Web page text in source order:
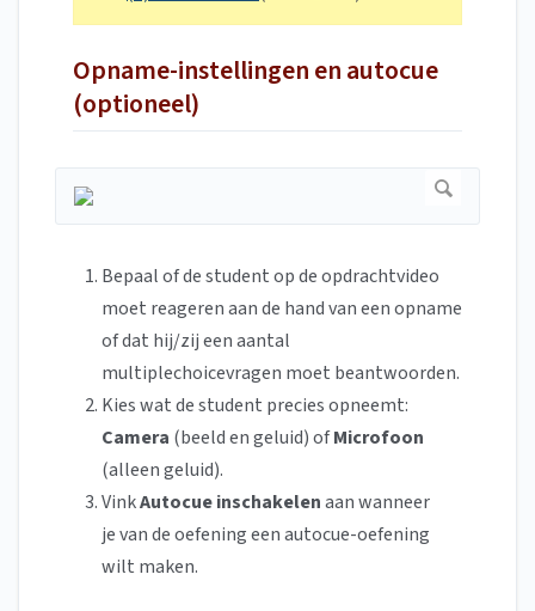
Opname-instellingen en autocue
(optioneel)
Bepaal of de student op de opdrachtvideo
moet reageren aan de hand van een opname
of dat hij/zij een aantal
multiplechoicevragen moet beantwoorden.
Kies wat de student precies opneemt:
Camera (beeld en geluid) ofMicrofoon
(alleen geluid).
VinkAutocue inschakelenaan wanneer
je van de oefening een autocue-oefening
wilt maken.